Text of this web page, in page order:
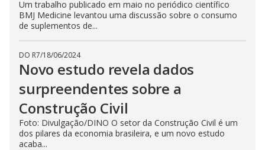
Um trabalho publicado em maio no periódico científico
BMJ Medicine levantou uma discussão sobre o consumo
de suplementos de...
DO R7/18/06/2024
Novo estudo revela dados
surpreendentes sobre a
Construção Civil
Foto: Divulgação/DINO O setor da Construção Civil é um
dos pilares da economia brasileira, e um novo estudo
acaba...